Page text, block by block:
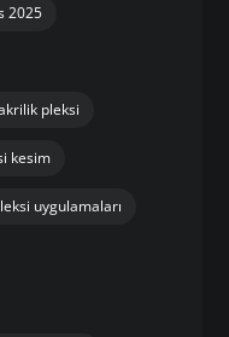
2025
pleksi
kesim
uygulamaları